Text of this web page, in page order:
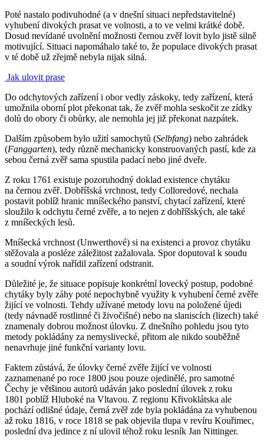
Poté nastalo podivuhodné (a v dnešní situaci nepředstavitelné)
vyhubení divokých prasat ve volnosti, a to ve velmi krátké době.
Dosud nevídané uvolnění možnosti černou zvěř lovit bylo jistě silně
motivující. Situaci napomáhalo také to, že populace divokých prasat
v té době už zřejmě nebyla nijak silná.
Jak ulovit prase
Do odchytových zařízení i obor vedly záskoky, tedy zařízení, která
umožnila oborní plot překonat tak, že zvěř mohla seskočit ze zídky
dolů do obory či obůrky, ale nemohla jej již překonat nazpátek.
Dalším způsobem bylo užití samochytů (Selbfang) nebo zahrádek
(Fanggarten), tedy různě mechanicky konstruovaných pastí, kde za
sebou černá zvěř sama spustila padací nebo jiné dveře.
Z roku 1761 existuje pozoruhodný doklad existence chytáku
na černou zvěř. Dobříšská vrchnost, tedy Colloredové, nechala
postavit poblíž hranic mníšeckého panství, chytací zařízení, které
sloužilo k odchytu černé zvěře, a to nejen z dobříšských, ale také
z mníšeckých lesů.
Mníšecká vrchnost (Unwerthové) si na existenci a provoz chytáku
stěžovala a posléze záležitost zažalovala. Spor doputoval k soudu
a soudní výrok nařídil zařízení odstranit.
Důležité je, že situace popisuje konkrétní lovecký postup, podobné
chytáky byly záhy poté nepochybně využity k vyhubení černé zvěře
žijící ve volnosti. Tehdy užívané metody lovu na položené újedi
(tedy návnadě rostlinné či živočišné) nebo na slaniscích (lizech) také
znamenaly dobrou možnost úlovku. Z dnešního pohledu jsou tyto
metody pokládány za nemyslivecké, přitom ale nikdo souběžně
nenavrhuje jiné funkční varianty lovu.
Faktem zůstává, že úlovky černé zvěře žijící ve volnosti
zaznamenané po roce 1800 jsou pouze ojedinělé, pro samotné
Čechy je většinou autorů udáván jako poslední úlovek z roku
1801 poblíž Hluboké na Vltavou. Z regionu Křivoklátska ale
pochází odlišné údaje, černá zvěř zde byla pokládána za vyhubenou
až roku 1816, v roce 1818 se pak objevila tlupa v revíru Kouřimec,
poslední dva jedince z ní ulovil téhož roku lesník Jan Nittinger.